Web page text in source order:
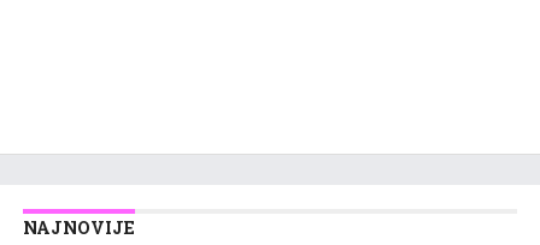
NAJNOVIJE